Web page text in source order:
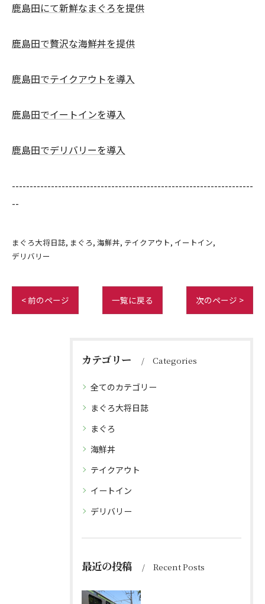
鹿島田にて新鮮なまぐろを提供
鹿島田で贅沢な海鮮丼を提供
鹿島田でテイクアウトを導入
鹿島田でイートインを導入
鹿島田でデリバリーを導入
--------------------------------------------------------------------
--
まぐろ大将日誌 まぐろ 海鮮丼 テイクアウト イートイン
デリバリー
< 前のページ 一覧に戻る 次のページ >
カテゴリー Categories
全てのカテゴリー
まぐろ大将日誌
まぐろ
海鮮丼
テイクアウト
イートイン
デリバリー
最近の投稿 Recent Posts